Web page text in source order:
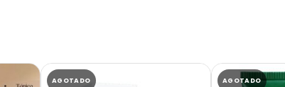
AGOTADO AGOTADO